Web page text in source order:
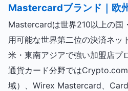
Mastercardブランド｜欧
Mastercardは世界210以上の国
用可能な世界第二位の決済ネッ
米・東南アジアで強い加盟店プ
通貨カード分野では
域）、Wirex Mastercard、